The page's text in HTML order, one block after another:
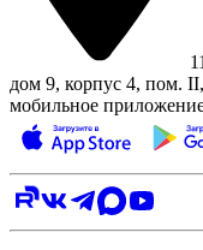
дом 9, корпус 4, пом.
мобильное